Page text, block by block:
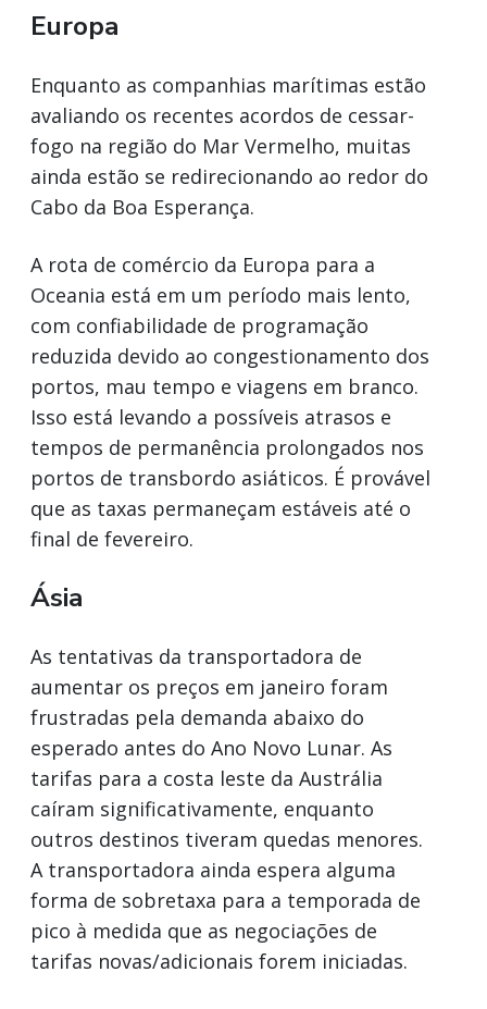
Europa
Enquanto as companhias marítimas estão
avaliando os recentes acordos de cessar-
fogo na região do Mar Vermelho, muitas
ainda estão se redirecionando ao redor do
Cabo da Boa Esperança.
A rota de comércio da Europa para a
Oceania está em um período mais lento,
com confiabilidade de programação
reduzida devido ao congestionamento dos
portos, mau tempo e viagens em branco.
Isso está levando a possíveis atrasos e
tempos de permanência prolongados nos
portos de transbordo asiáticos. É provável
que as taxas permaneçam estáveis até o
final de fevereiro.
Ásia
As tentativas da transportadora de
aumentar os preços em janeiro foram
frustradas pela demanda abaixo do
esperado antes do Ano Novo Lunar. As
tarifas para a costa leste da Austrália
caíram significativamente, enquanto
outros destinos tiveram quedas menores.
A transportadora ainda espera alguma
forma de sobretaxa para a temporada de
pico à medida que as negociações de
tarifas novas/adicionais forem iniciadas.